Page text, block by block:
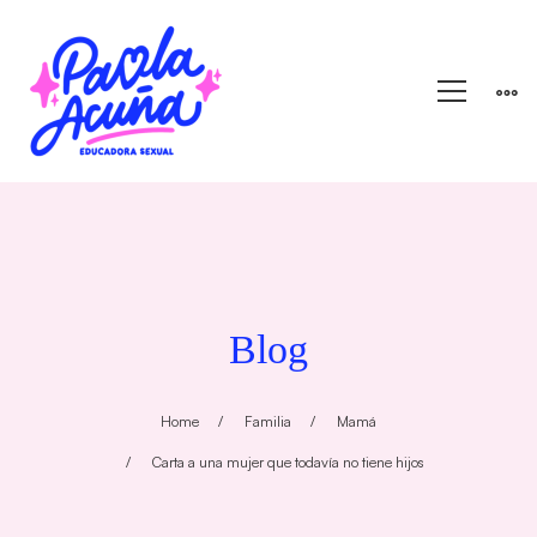
Blog
Home Familia Mamá
Carta a una mujer que todavía no tiene hijos